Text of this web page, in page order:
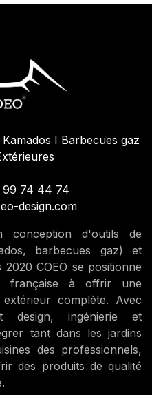
I Barbecues gaz
99 74 44 74
design.com
conception d'outils de
barbecues gaz) et
COEO se positionne
française à offrir une
complète. Avec
design, ingénierie et
tant dans les jardins
des professionnels,
des produits de qualité